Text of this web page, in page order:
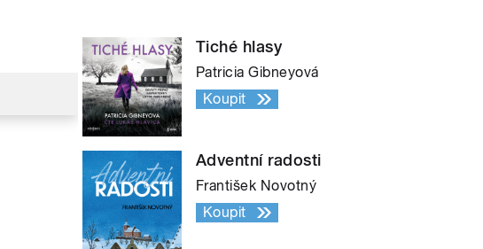
Tiché hlasy
Patricia Gibneyová
Koupit
Adventní radosti
František Novotný
Koupit